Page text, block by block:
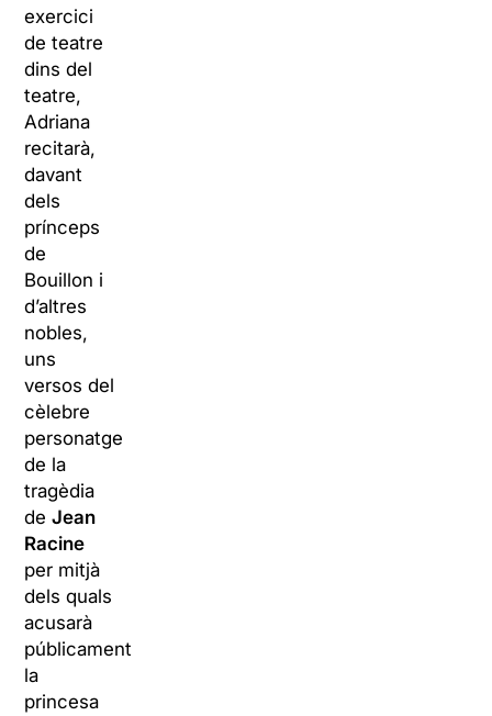
exercici
de teatre
dins del
teatre,
Adriana
recitarà,
davant
dels
prínceps
de
Bouillon i
d’altres
nobles,
uns
versos del
cèlebre
personatge
de la
tragèdia
deJean
Racine
per mitjà
dels quals
acusarà
públicament
la
princesa